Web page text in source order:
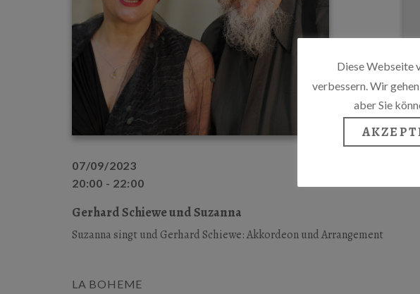
07/09/2023
20:00 - 22:00
Gerhard Schiewe und Suzanna
Suzanna singt und Gerhard Schiewe: Akkordeon und Arrangement
LA BOHEME
Diese Webseite
verbessern. Wir
aber Sie